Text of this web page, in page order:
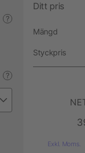
?
?
Ditt pris
Mängd
Styckpris
Exkl. Moms.